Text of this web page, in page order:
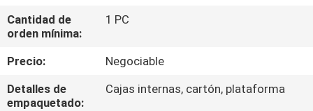
DE
CALIDAD
Cantidad de
orden mínima:
1 PC
Precio:
Negociable
Detalles de
empaquetado:
Cajas internas, cartón, plataforma